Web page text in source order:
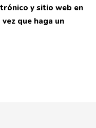
y sitio web en
que haga un